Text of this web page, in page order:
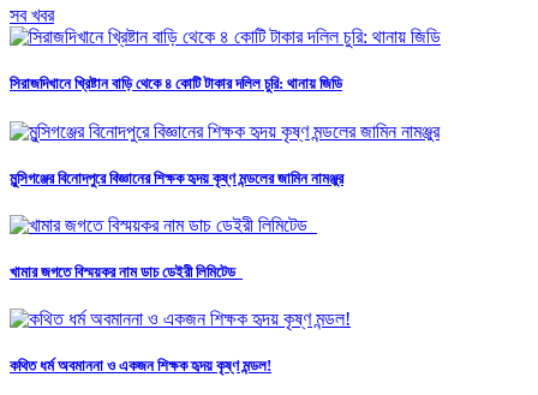
সব খবর
সিরাজদিখানে খ্রিষ্টান বাড়ি থেকে ৪ কোটি টাকার দলিল চুরি: থানায় জিডি
মুন্সিগঞ্জের বিনোদপুরে বিজ্ঞানের শিক্ষক হৃদয় কৃষ্ণ মন্ডলের জামিন নামঞ্জুর
খামার জগতে বিস্ময়কর নাম ডাচ ডেইরী লিমিটেড
কথিত ধর্ম অবমাননা ও একজন শিক্ষক হৃদয় কৃষ্ণ মন্ডল!